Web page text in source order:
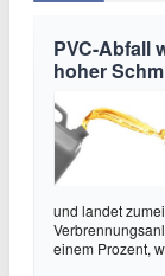
PVC-Abfall
hoher
und landet
einem Prozent,